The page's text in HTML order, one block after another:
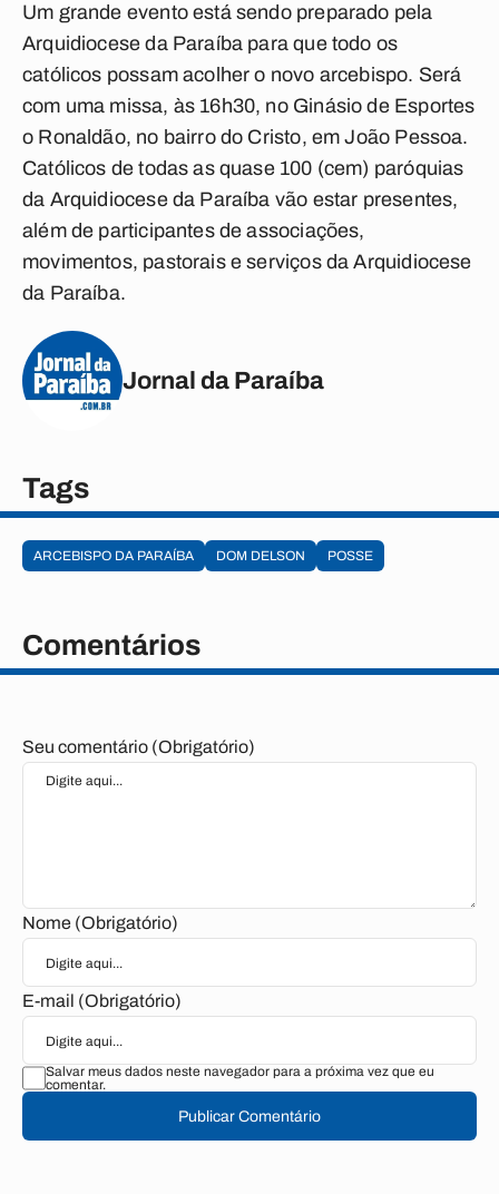
Um grande evento está sendo preparado pela
Arquidiocese da Paraíba para que todo os
católicos possam acolher o novo arcebispo. Será
com uma missa, às 16h30, no Ginásio de Esportes
o Ronaldão, no bairro do Cristo, em João Pessoa.
Católicos de todas as quase 100 (cem) paróquias
da Arquidiocese da Paraíba vão estar presentes,
além de participantes de associações,
movimentos, pastorais e serviços da Arquidiocese
da Paraíba.
Jornal da Paraíba
Tags
ARCEBISPO DA PARAÍBA DOM DELSON POSSE
Comentários
Seu comentário (Obrigatório)
Nome (Obrigatório)
E-mail (Obrigatório)
Salvar meus dados neste navegador para a próxima vez que eu
comentar.
Publicar Comentário